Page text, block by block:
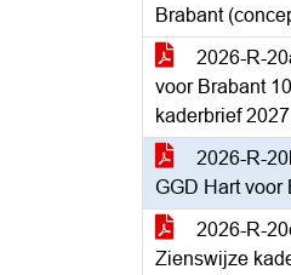
Brabant
2026-R-
voor Brabant
kaderbrief
2026-R-
GGD Hart voor
2026-R-
Zienswijze